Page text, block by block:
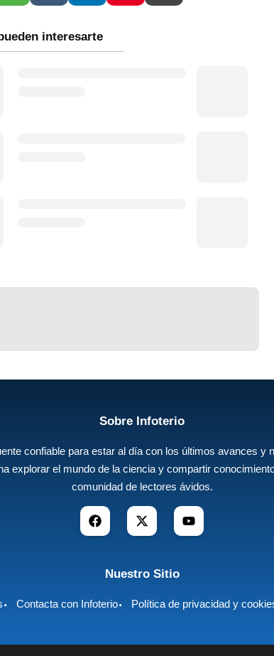
interesarte
Sobre Infoterio
confiable para estar al día con los últimos avances y
explorar el mundo de la ciencia y compartir
comunidad de lectores ávidos.
Nuestro Sitio
Contacta con Infoterio Política de privacidad y